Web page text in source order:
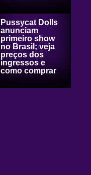
Pussycat Dolls
anunciam
primeiro show
no Brasil; veja
preços dos
ingressos e
como comprar